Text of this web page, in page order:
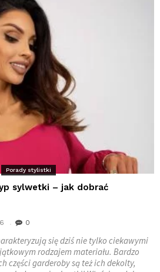
Porady stylistki
sylwetki – jak dobrać
0
się dziś nie tylko ciekawymi
rodzajem materiału. Bardzo
części garderoby są też ich dekolty,